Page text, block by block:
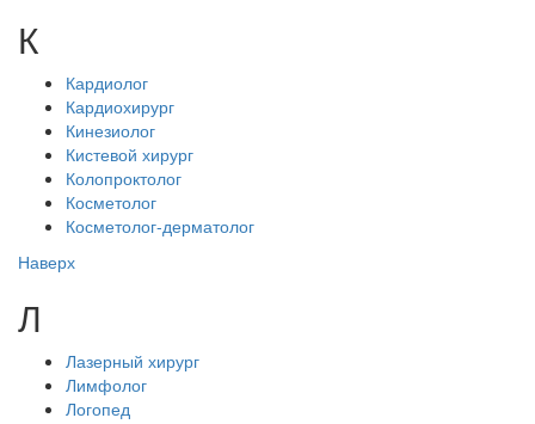
К
Кардиолог
Кардиохирург
Кинезиолог
Кистевой хирург
Колопроктолог
Косметолог
Косметолог-дерматолог
Наверх
Л
Лазерный хирург
Лимфолог
Логопед